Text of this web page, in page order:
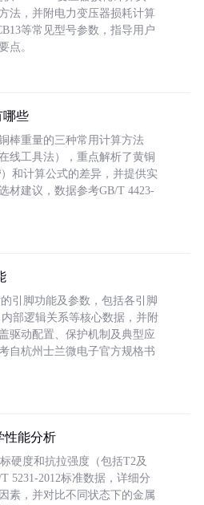
法，并附电力变压器损耗计算
等常见型号参数，指导用户
点。
哪些
棒重量的三种常用计算方法
线工具法），重点解析了黄铜
和计算公式的差异，并提供实
材建议，数据参考GB/T 4423-
引脚功能及参数，包括各引脚
部逻辑关系等核心数据，并附
驱动配置、保护机制及典型应
自杭州士兰微电子官方规格书
性能分析
硬度和抗拉强度（包括T2及
5231-2012标准数据，详细分
素，并对比不同状态下的金属